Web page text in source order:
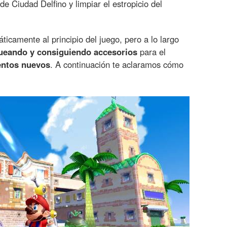
Ciudad Delfino y limpiar el estropicio del
al principio del juego, pero a lo largo
y consiguiendo accesorios para el
nuevos. A continuación te aclaramos cómo